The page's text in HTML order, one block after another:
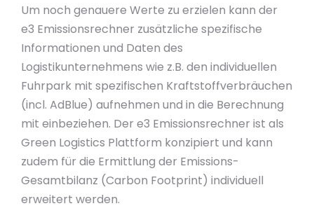
Um noch genauere Werte zu erzielen kann der
e3 Emissionsrechner zusätzliche spezifische
Informationen und Daten des
Logistikunternehmens wie z.B. den individuellen
Fuhrpark mit spezifischen Kraftstoffverbräuchen
(incl. AdBlue) aufnehmen und in die Berechnung
mit einbeziehen. Der e3 Emissionsrechner ist als
Green Logistics Plattform konzipiert und kann
zudem für die Ermittlung der Emissions-
Gesamtbilanz (Carbon Footprint) individuell
erweitert werden.